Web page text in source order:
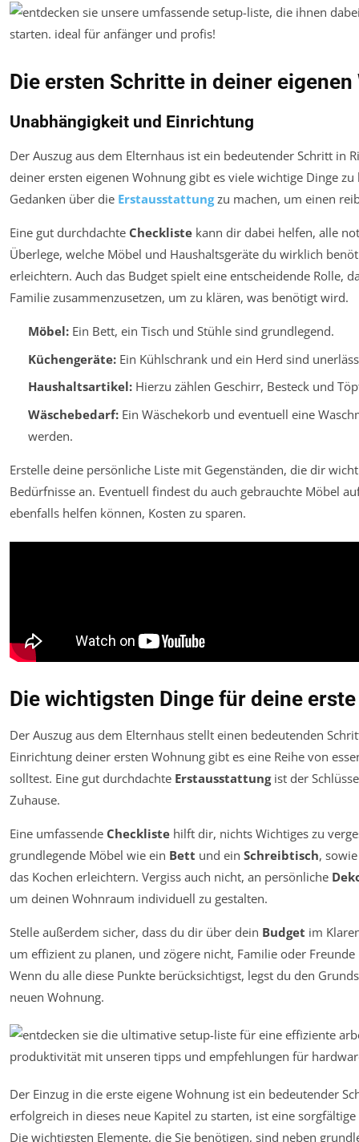
Die ersten Schritte in deiner eigenen
Unabhängigkeit und Einrichtung
Der Auszug aus dem Elternhaus ist ein bedeutender Schritt in
deiner ersten eigenen Wohnung gibt es viele wichtige Dinge
Gedanken über die Erstausstattungzu machen, um einen
Eine gut durchdachte Checkliste kann dir dabei helfen, alle
Überlege, welche Möbel und Haushaltsgeräte du wirklich
erleichtern. Auch das Budget spielt eine entscheidende Rolle,
Familie zusammenzusetzen, um zu klären, was benötigt wird.
Möbel:Ein Bett, ein Tisch und Stühle sind grundlegend.
Küchengeräte:Ein Kühlschrank und ein Herd sind
Haushaltsartikel:Hierzu zählen Geschirr, Besteck und
Wäschebedarf:Ein Wäschekorb und eventuell eine
werden.
Erstelle deine persönliche Liste mit Gegenständen, die dir
Bedürfnisse an. Eventuell findest du auch gebrauchte Möbel
ebenfalls helfen können, Kosten zu sparen.
Die wichtigsten Dinge für deine
Der Auszug aus dem Elternhaus stellt einen bedeutenden
Einrichtung deiner ersten Wohnung gibt es eine Reihe von
solltest. Eine gut durchdachte Erstausstattungist der
Zuhause.
Eine umfassende Checkliste hilft dir, nichts Wichtiges zu
grundlegende Möbel wie ein Bett und ein Schreibtisch,
das Kochen erleichtern. Vergiss auch nicht, an persönliche
um deinen Wohnraum individuell zu gestalten.
Stelle außerdem sicher, dass du dir über dein Budget im
um effizient zu planen, und zögere nicht, Familie oder
Wenn du alle diese Punkte berücksichtigst, legst du den
neuen Wohnung.
Der Einzug in die erste eigene Wohnung ist ein bedeutender
erfolgreich in dieses neue Kapitel zu starten, ist eine
Die wichtigsten Elemente, die Sie benötigen, sind neben